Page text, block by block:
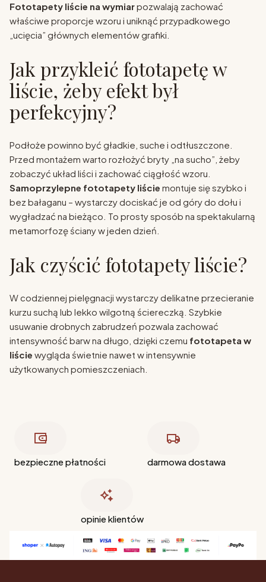
Fototapety liście na wymiarpozwalają zachować
właściwe proporcje wzoru i uniknąć przypadkowego
„ucięcia” głównych elementów grafiki.
Jak przykleić fototapetę w
liście, żeby efekt był
perfekcyjny?
Podłoże powinno być gładkie, suche i odtłuszczone.
Przed montażem warto rozłożyć bryty „na sucho”, żeby
zobaczyć układ liści i zachować ciągłość wzoru.
Samoprzylepne fototapety liście montuje się szybko i
bez bałaganu – wystarczy dociskać je od góry do dołu i
wygładzać na bieżąco. To prosty sposób na spektakularną
metamorfozę ściany w jeden dzień.
Jak czyścić fototapety liście?
W codziennej pielęgnacji wystarczy delikatne przecieranie
kurzu suchą lub lekko wilgotną ściereczką. Szybkie
usuwanie drobnych zabrudzeń pozwala zachować
intensywność barw na długo, dzięki czemu fototapeta w
liście wygląda świetnie nawet w intensywnie
użytkowanych pomieszczeniach.
bezpieczne płatności darmowa dostawa
opinie klientów